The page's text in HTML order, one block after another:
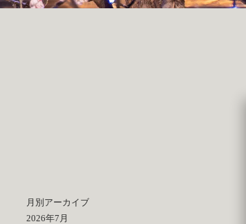
月別アーカイブ
2026年7月